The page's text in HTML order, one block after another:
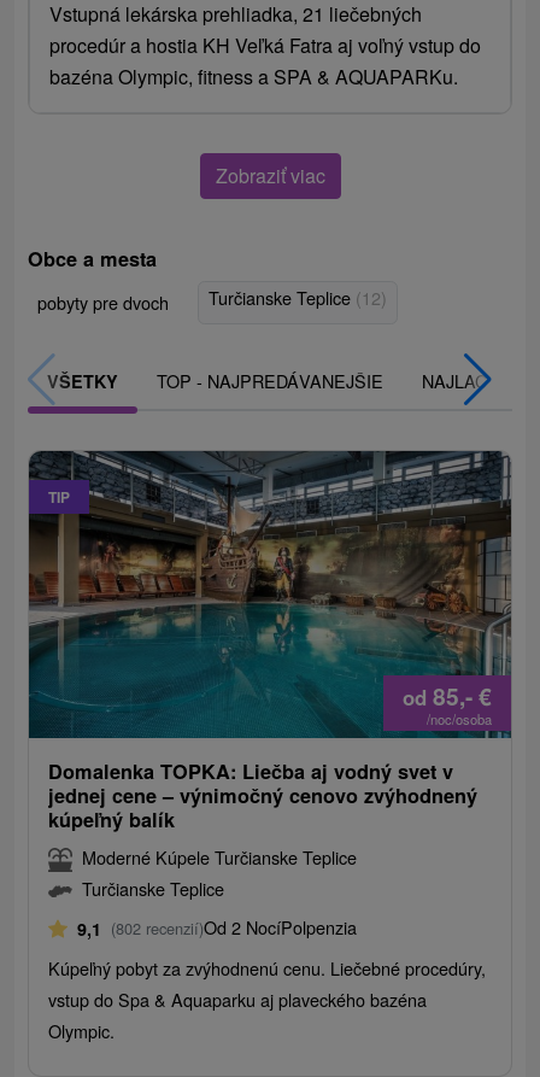
Vstupná lekárska prehliadka, 21 liečebných
procedúr a hostia KH Veľká Fatra aj voľný vstup do
bazéna Olympic, fitness a SPA & AQUAPARKu.
Zobraziť viac
Obce a mesta
pobyty pre dvoch Turčianske Teplice (12)
VŠETKY TOP - NAJPREDÁVANEJŠIE
TIP
od 85,-€
/noc/osoba
Domalenka TOPKA: Liečba aj vodný svet v
jednej cene – výnimočný cenovo zvýhodnený
kúpeľný balík
Moderné Kúpele Turčianske Teplice
Turčianske Teplice
9,1 (802 recenzií)Od 2 NocíPolpenzia
Kúpeľný pobyt za zvýhodnenú cenu. Liečebné procedúry,
vstup do Spa & Aquaparku aj plaveckého bazéna
Olympic.